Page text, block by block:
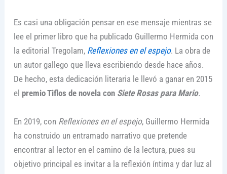
Es casi una obligación pensar en ese mensaje mientras se
lee el primer libro que ha publicado Guillermo Hermida con
la editorial Tregolam, Reflexiones en el espejo. La obra de
un autor gallego que lleva escribiendo desde hace años.
De hecho, esta dedicación literaria le llevó a ganar en 2015
el premio Tiflos de novela con Siete Rosas para Mario.
En 2019, con Reflexiones en el espejo, Guillermo Hermida
ha construido un entramado narrativo que pretende
encontrar al lector en el camino de la lectura, pues su
objetivo principal es invitar a la reflexión íntima y dar luz al